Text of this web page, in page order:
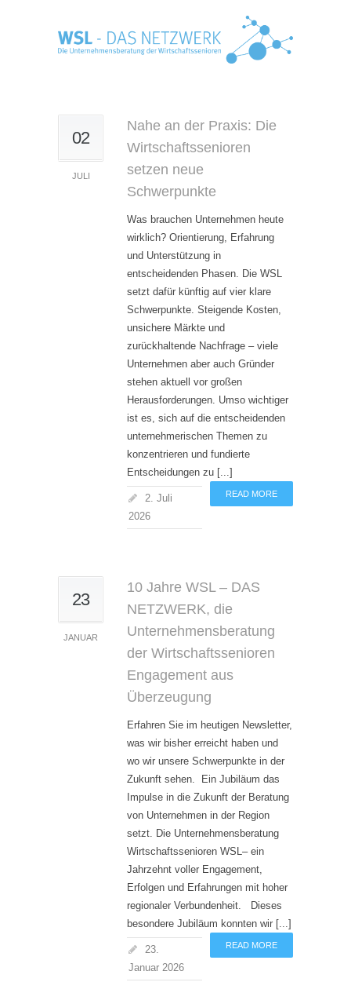
02
JULI
Nahe an der Praxis: Die
Wirtschaftssenioren
setzen neue
Schwerpunkte
Was brauchen Unternehmen heute
wirklich? Orientierung, Erfahrung
und Unterstützung in
entscheidenden Phasen. Die WSL
setzt dafür künftig auf vier klare
Schwerpunkte. Steigende Kosten,
unsichere Märkte und
zurückhaltende Nachfrage – viele
Unternehmen aber auch Gründer
stehen aktuell vor großen
Herausforderungen. Umso wichtiger
ist es, sich auf die entscheidenden
unternehmerischen Themen zu
konzentrieren und fundierte
Entscheidungen zu [...]
READ MORE
2. Juli
2026
23
JANUAR
10 Jahre WSL – DAS
NETZWERK, die
Unternehmensberatung
der Wirtschaftssenioren
Engagement aus
Überzeugung
Erfahren Sie im heutigen Newsletter,
was wir bisher erreicht haben und
wo wir unsere Schwerpunkte in der
Zukunft sehen. Ein Jubiläum das
Impulse in die Zukunft der Beratung
von Unternehmen in der Region
setzt. Die Unternehmensberatung
Wirtschaftssenioren WSL– ein
Jahrzehnt voller Engagement,
Erfolgen und Erfahrungen mit hoher
regionaler Verbundenheit. Dieses
besondere Jubiläum konnten wir [...]
READ MORE
23.
Januar 2026